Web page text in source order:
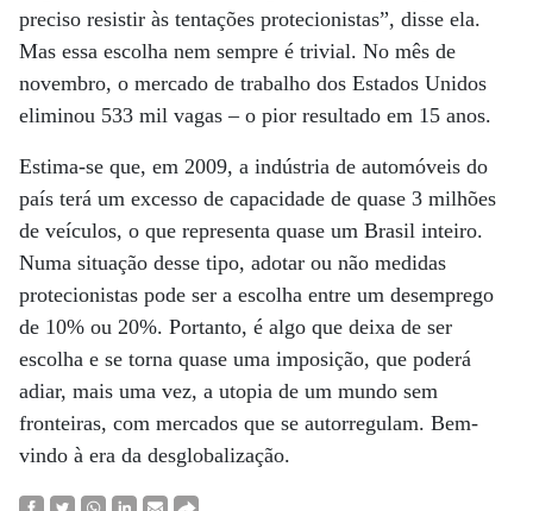
preciso resistir às tentações protecionistas”, disse ela.
Mas essa escolha nem sempre é trivial. No mês de
novembro, o mercado de trabalho dos Estados Unidos
eliminou 533 mil vagas – o pior resultado em 15 anos.
Estima-se que, em 2009, a indústria de automóveis do
país terá um excesso de capacidade de quase 3 milhões
de veículos, o que representa quase um Brasil inteiro.
Numa situação desse tipo, adotar ou não medidas
protecionistas pode ser a escolha entre um desemprego
de 10% ou 20%. Portanto, é algo que deixa de ser
escolha e se torna quase uma imposição, que poderá
adiar, mais uma vez, a utopia de um mundo sem
fronteiras, com mercados que se autorregulam. Bem-
vindo à era da desglobalização.